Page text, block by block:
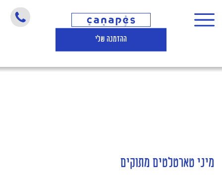
ההזמנה שלימיני טארטלטים מתוקים
מיני טארטלטים מתוקים